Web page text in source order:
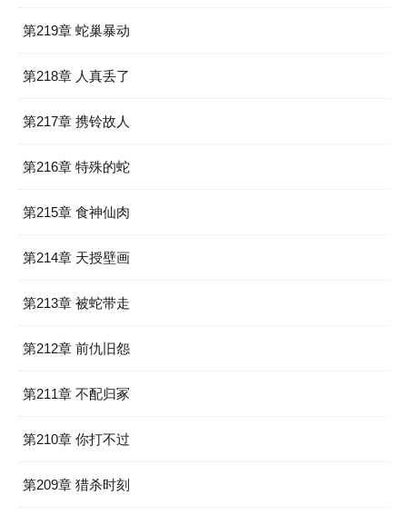
第219章 蛇巢暴动
第218章 人真丢了
第217章 携铃故人
第216章 特殊的蛇
第215章 食神仙肉
第214章 天授壁画
第213章 被蛇带走
第212章 前仇旧怨
第211章 不配归冢
第210章 你打不过
第209章 猎杀时刻